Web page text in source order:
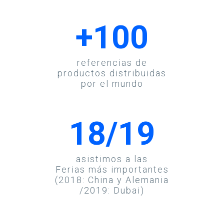
+100
referencias de
productos distribuidas
por el mundo
18/19
asistimos a las
Ferias más importantes
(2018: China y Alemania
/2019: Dubai)